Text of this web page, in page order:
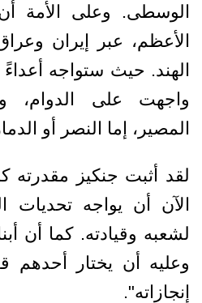
الوسطى. وعلى الأمة
الأعظم، عبر إيران
الهند. حيث ستواجه أعداءً
واجهت على الدوام،
المصير، إما النصر أو
لقد أثبت جنكيز مقدرته
الآن أن يواجه تحديات
لشعبه وقيادته. كما أن
وعليه أن يختار أحدهم
إنجازاته".